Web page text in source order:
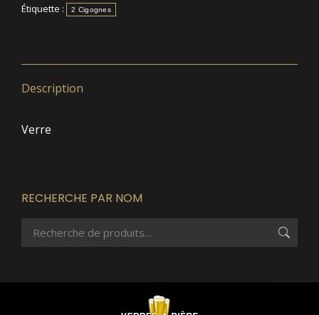
Étiquette :
2 Cigognes
Description
Verre
RECHERCHE PAR NOM